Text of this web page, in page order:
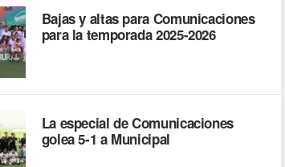
Bajas y altas para Comunicaciones
para la temporada 2025-2026
La especial de Comunicaciones
golea 5-1 a Municipal